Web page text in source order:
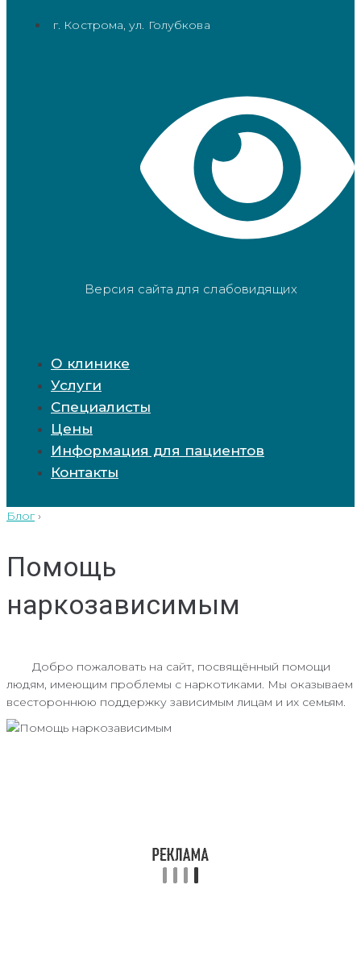
г. Кострома, ул. Голубкова
Версия сайта для слабовидящих
О клинике
Услуги
Специалисты
Цены
Информация для пациентов
Контакты
Блог ›
Помощь
наркозависимым
Добро пожаловать на сайт, посвящённый помощи
людям, имеющим проблемы с наркотиками. Мы оказываем
всестороннюю поддержку зависимым лицам и их семьям.